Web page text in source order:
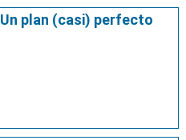
Un plan (casi) perfecto